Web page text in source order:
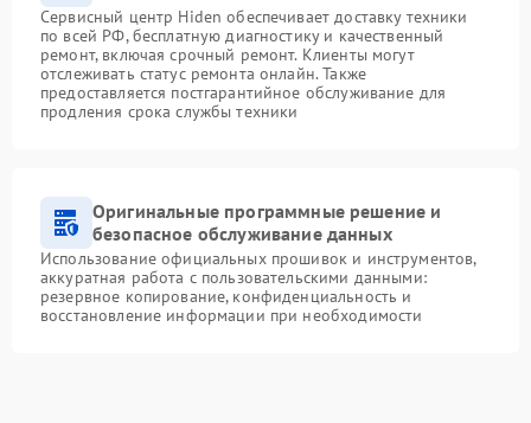
Сервисный центр Hiden обеспечивает доставку техники
по всей РФ, бесплатную диагностику и качественный
ремонт, включая срочный ремонт. Клиенты могут
отслеживать статус ремонта онлайн. Также
предоставляется постгарантийное обслуживание для
продления срока службы техники
Оригинальные программные решение и
безопасное обслуживание данных
Использование официальных прошивок и инструментов,
аккуратная работа с пользовательскими данными:
резервное копирование, конфиденциальность и
восстановление информации при необходимости